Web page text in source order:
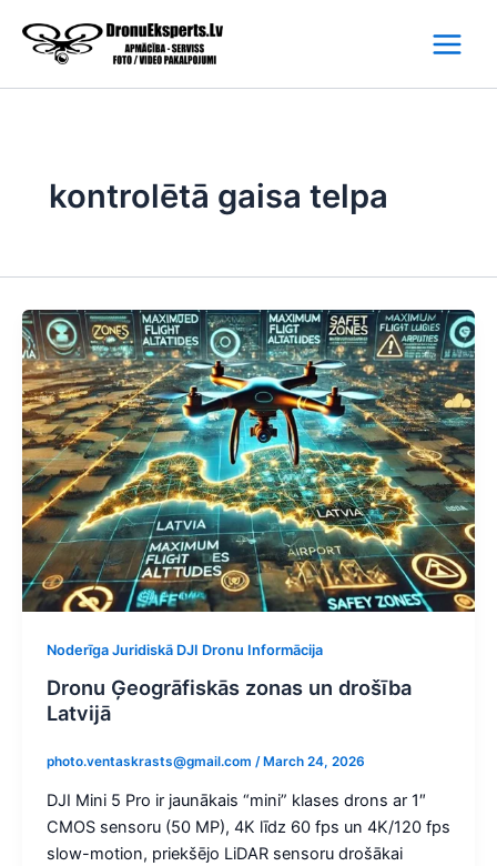
content
kontrolētā gaisa telpa
Noderīga Juridiskā DJI Dronu Informācija
Dronu Ģeogrāfiskās zonas un drošība
Latvijā
photo.ventaskrasts@gmail.com / March 24, 2026
DJI Mini 5 Pro ir jaunākais “mini” klases drons ar 1″
CMOS sensoru (50 MP), 4K līdz 60 fps un 4K/120 fps
slow-motion, priekšējo LiDAR sensoru drošākai